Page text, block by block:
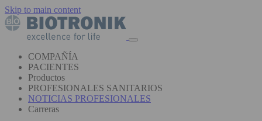
Skip to main content
COMPAÑÍA
PACIENTES
Productos
PROFESIONALES SANITARIOS
NOTICIAS PROFESIONALES
Carreras